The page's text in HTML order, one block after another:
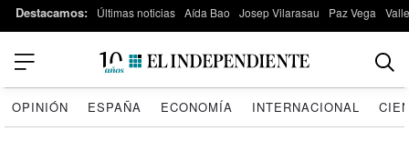
Destacamos: Últimas noticias Aída Bao Josep Vilarasau Paz Vega
OPINIÓN ESPAÑA ECONOMÍA INTERNACIONAL